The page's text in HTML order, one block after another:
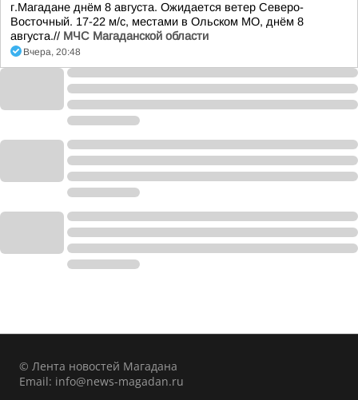
г.Магадане днём 8 августа. Ожидается ветер Северо-
Восточный. 17-22 м/с, местами в Ольском МО, днём 8
августа.// МЧС Магаданской области
Вчера, 20:48
© Лента новостей Магадана
Email: info@news-magadan.ru